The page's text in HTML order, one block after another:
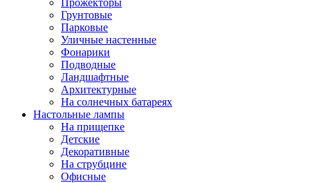
Прожекторы
Грунтовые
Парковые
Уличные настенные
Фонарики
Подводные
Ландшафтные
Архитектурные
На солнечных батареях
Настольные лампы
На прищепке
Детские
Декоративные
На струбцине
Офисные